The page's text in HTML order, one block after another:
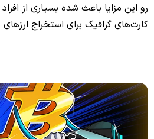
رو این مزایا باعث شده‌ بسیاری از
کارت‌های گرافیک برای استخراج ارزهای